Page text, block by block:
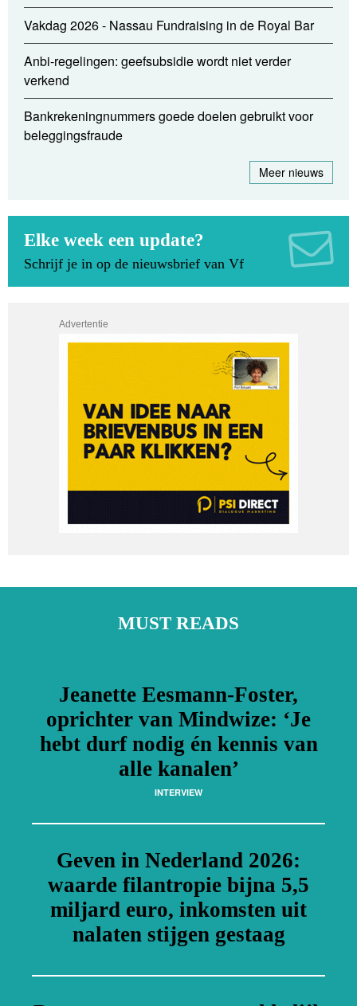
Vakdag 2026 - Nassau Fundraising in de Royal Bar
Anbi-regelingen: geefsubsidie wordt niet verder
verkend
Bankrekeningnummers goede doelen gebruikt voor
beleggingsfraude
Meer nieuws
Elke week een update?
Schrijf je in op de nieuwsbrief van Vf
Advertentie
MUST READS
Jeanette Eesmann-Foster,
oprichter van Mindwize: ‘Je
hebt durf nodig én kennis van
alle kanalen’
INTERVIEW
Geven in Nederland 2026:
waarde filantropie bijna 5,5
miljard euro, inkomsten uit
nalaten stijgen gestaag